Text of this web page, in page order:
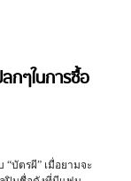
กๆในการซื้อ
บัตรผี” เมื่อยามจะ